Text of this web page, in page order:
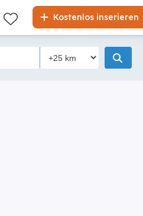
Kostenlos inserieren